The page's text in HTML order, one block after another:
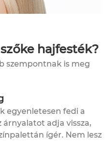
hajfesték?
szempontnak is meg
egyenletesen fedi a
árnyalatot adja vissza,
ígér. Nem lesz